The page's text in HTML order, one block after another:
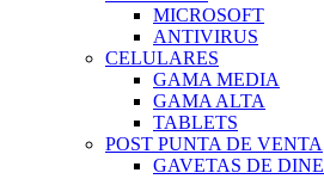
MICROSOFT
ANTIVIRUS
CELULARES
GAMA MEDIA
GAMA ALTA
TABLETS
POST PUNTA DE VENTA
GAVETAS DE